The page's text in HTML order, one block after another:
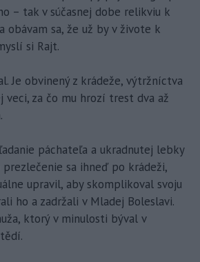
– tak v súčasnej dobe relikviu k
obávam sa, že už by v živote k
si Rajt.
Je obvinený z krádeže, výtržníctva
veci, za čo mu hrozí trest dva až
páchateľa a ukradnutej lebky
sa ihneď po krádeži,
upravil, aby skomplikoval svoju
ho a zadržali v Mladej Boleslavi.
ktorý v minulosti býval v